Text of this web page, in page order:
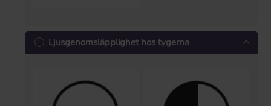
Ljusgenomsläpplighet hos tygerna